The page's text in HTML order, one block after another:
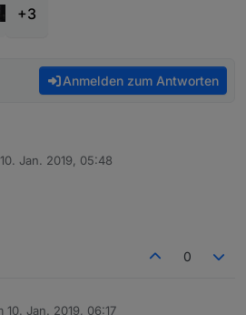
+3
Anmelden zum Antworten
10. Jan. 2019, 05:48
von
0
10. Jan. 2019, 06:17